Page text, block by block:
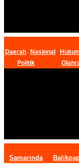
Daerah Nasional
Politik
Samarinda